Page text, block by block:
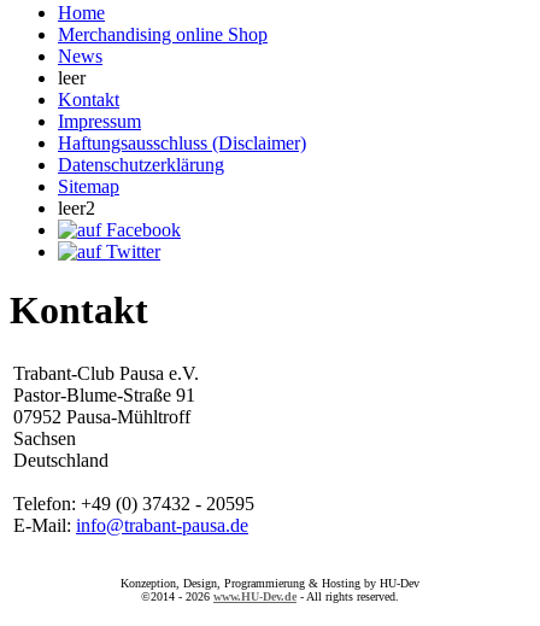
Home
Merchandising online Shop
News
leer
Kontakt
Impressum
Haftungsausschluss (Disclaimer)
Datenschutzerklärung
Sitemap
leer2
Kontakt
Trabant-Club Pausa e.V.
Pastor-Blume-Straße 91
07952 Pausa-Mühltroff
Sachsen
Deutschland
Telefon: +49 (0) 37432 - 20595
E-Mail: info@trabant-pausa.de
Konzeption, Design, Programmierung & Hosting by HU-Dev
©2014 - 2026 www.HU-Dev.de - All rights reserved.